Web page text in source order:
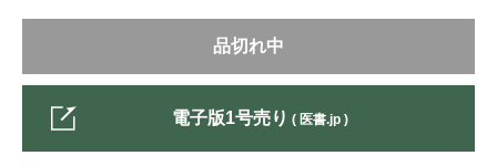
品切れ中
電子版1号売り ( 医書.jp )